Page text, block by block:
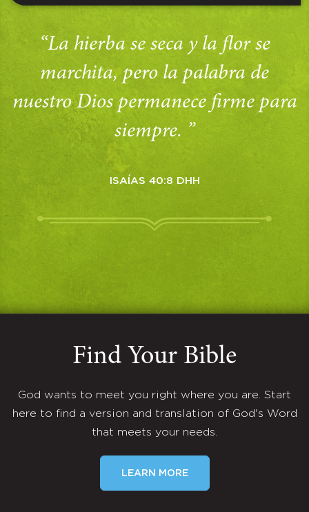
“La hierba se seca y la flor se
marchita, pero la palabra de
nuestro Dios permanece firme para
siempre. ”
ISAÍAS 40:8 DHH
Find Your Bible
God wants to meet you right where you are. Start
here to find a version and translation of God's Word
that meets your needs.
LEARN MORE